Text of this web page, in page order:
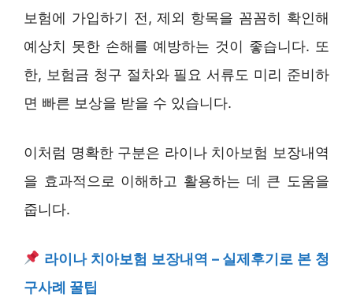
보험에 가입하기 전, 제외 항목을 꼼꼼히 확인해
예상치 못한 손해를 예방하는 것이 좋습니다. 또
한, 보험금 청구 절차와 필요 서류도 미리 준비하
면 빠른 보상을 받을 수 있습니다.
이처럼 명확한 구분은 라이나 치아보험 보장내역
을 효과적으로 이해하고 활용하는 데 큰 도움을
줍니다.
라이나 치아보험 보장내역 – 실제후기로 본 청
구사례 꿀팁